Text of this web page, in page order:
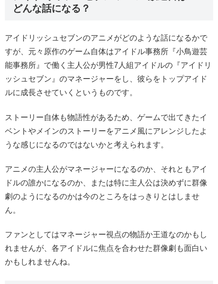
どんな話になる？
アイドリッシュセブンのアニメがどのような話になるかで
すが、元々原作のゲーム自体はアイドル事務所『小鳥遊芸
能事務所』で働く主人公が男性7人組アイドルの『アイドリ
ッシュセブン』のマネージャーをし、彼らをトップアイド
ルに成長させていくというものです。
ストーリー自体も物語性があるため、ゲームで出てきたイ
ベントやメインのストーリーをアニメ風にアレンジしたよ
うな感じになるのではないかと考えられます。
アニメの主人公がマネージャーになるのか、それともアイ
ドルの誰かになるのか、または特に主人公は決めずに群像
劇のようになるのかは今のところをはっきりとはしませ
ん。
ファンとしてはマネージャー視点の物語か王道なのかもし
れませんが、各アイドルに焦点を合わせた群像劇も面白い
かもしれませんね。